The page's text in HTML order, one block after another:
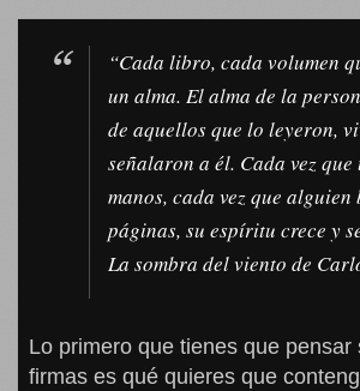
“Cada libro, cada volumen
un alma. El alma de la
de aquellos que lo leyeron,
señalaron a él. Cada vez
manos, cada vez que
páginas, su espíritu crece y
La sombra del viento de
Lo primero que tienes que pensar
firmas es qué quieres que